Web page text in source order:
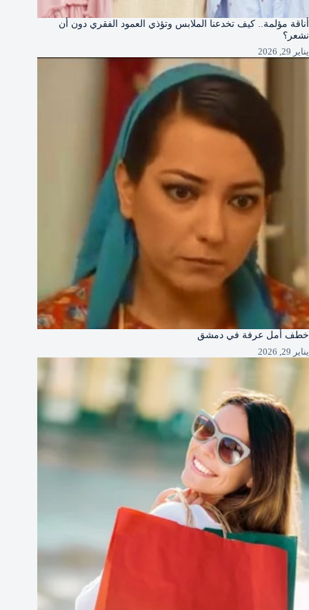
أناقة مؤلمة.. كيف تخدعنا الملابس وتؤذي العمود الفقري دون أن
نشعر؟
يناير 29, 2026
خطف أمل عرفة في دمشق
يناير 29, 2026